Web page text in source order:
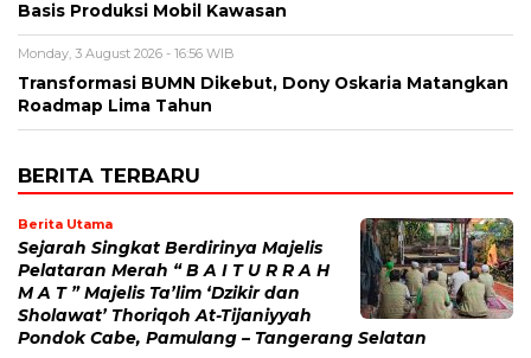
Basis Produksi Mobil Kawasan
Monday, 3 August 2026 - 16:56 WIB
Transformasi BUMN Dikebut, Dony Oskaria Matangkan
Roadmap Lima Tahun
BERITA TERBARU
Berita Utama
Sejarah Singkat Berdirinya Majelis
Pelataran Merah “ B A I T U R R A H
M A T ” Majelis Ta’lim ‘Dzikir dan
Sholawat’ Thoriqoh At-Tijaniyyah
Pondok Cabe, Pamulang – Tangerang Selatan